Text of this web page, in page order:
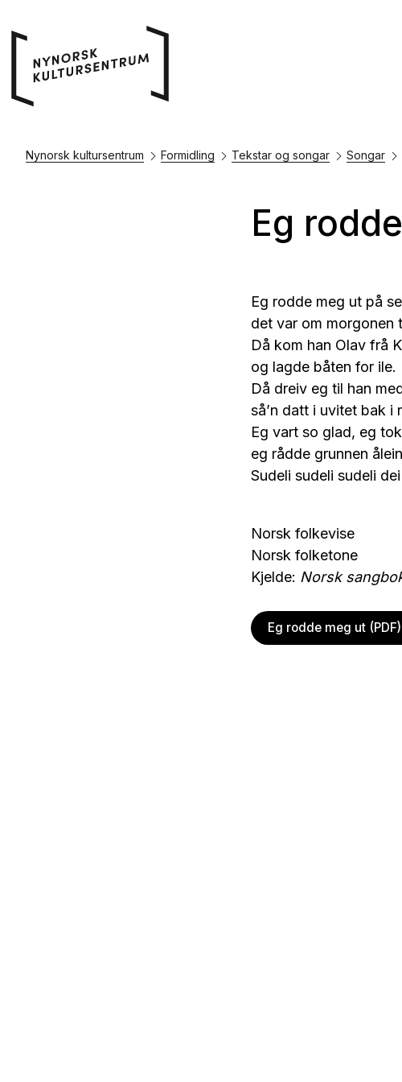
Nynorsk kultursentrum Formidling Tekstar og songar Songar
Eg
Eg rodde meg ut på
det var om morgonen
Då kom han Olav frå
og lagde båten for ile.
Då dreiv eg til han
så’n datt i uvitet bak i
Eg vart so glad, eg
eg rådde grunnen
Sudeli sudeli sudeli
Norsk folkevise
Norsk folketone
Kjelde: Norsk
Eg rodde meg ut (PDF)